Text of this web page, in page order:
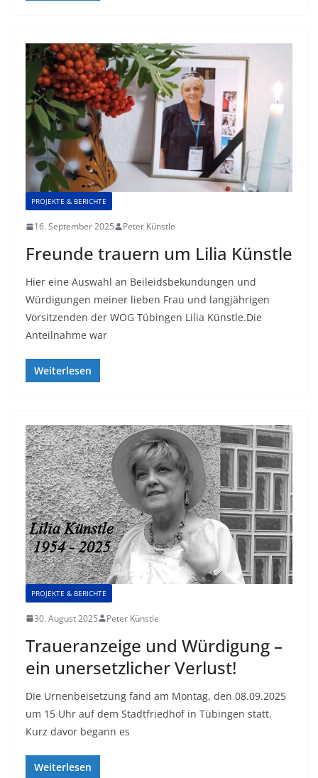
PROJEKTE & BERICHTE
16. September 2025 Peter Künstle
Freunde trauern um Lilia Künstle
Hier eine Auswahl an Beileidsbekundungen und
Würdigungen meiner lieben Frau und langjährigen
Vorsitzenden der WOG Tübingen Lilia Künstle.Die
Anteilnahme war
Weiterlesen
PROJEKTE & BERICHTE
30. August 2025 Peter Künstle
Traueranzeige und Würdigung –
ein unersetzlicher Verlust!
Die Urnenbeisetzung fand am Montag, den 08.09.2025
um 15 Uhr auf dem Stadtfriedhof in Tübingen statt.
Kurz davor begann es
Weiterlesen